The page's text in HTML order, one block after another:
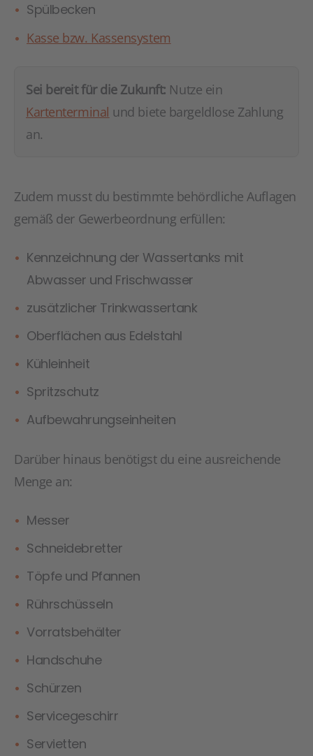
Spülbecken
Kasse bzw. Kassensystem
Sei bereit für die Zukunft: Nutze ein
Kartenterminal und biete bargeldlose Zahlung
an.
Zudem musst du bestimmte behördliche Auflagen
gemäß der Gewerbeordnung erfüllen:
Kennzeichnung der Wassertanks mit
Abwasser und Frischwasser
zusätzlicher Trinkwassertank
Oberflächen aus Edelstahl
Kühleinheit
Spritzschutz
Aufbewahrungseinheiten
Darüber hinaus benötigst du eine ausreichende
Menge an:
Messer
Schneidebretter
Töpfe und Pfannen
Rührschüsseln
Vorratsbehälter
Handschuhe
Schürzen
Servicegeschirr
Servietten